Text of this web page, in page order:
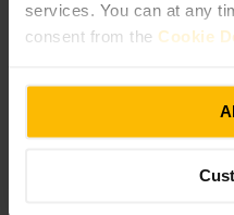
services. You can at any
consent from the Cookie
#عشاء_عمل